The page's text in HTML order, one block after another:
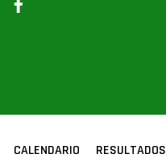
CALENDARIO RESULTADOS